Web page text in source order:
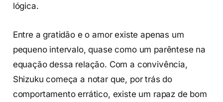
lógica.
Entre a gratidão e o amor existe apenas um
pequeno intervalo, quase como um parêntese na
equação dessa relação. Com a convivência,
Shizuku começa a notar que, por trás do
comportamento errático, existe um rapaz de bom